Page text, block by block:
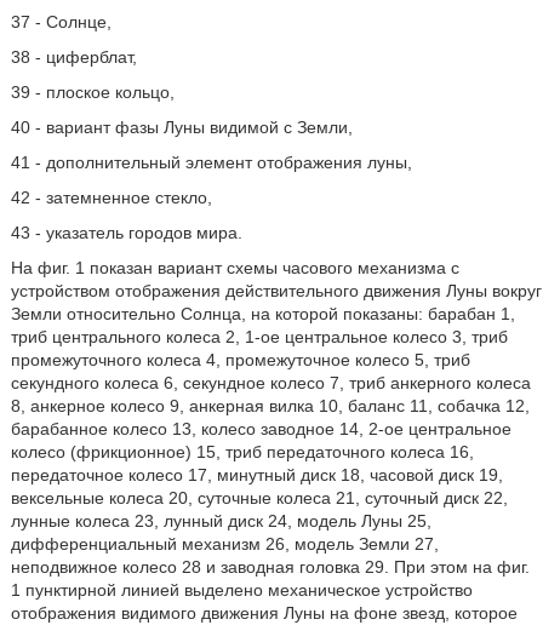
37 - Солнце,
38 - циферблат,
39 - плоское кольцо,
40 - вариант фазы Луны видимой с Земли,
41 - дополнительный элемент отображения луны,
42 - затемненное стекло,
43 - указатель городов мира.
На фиг. 1 показан вариант схемы часового механизма с
устройством отображения действительного движения Луны вокруг
Земли относительно Солнца, на которой показаны: барабан 1,
триб центрального колеса 2, 1-ое центральное колесо 3, триб
промежуточного колеса 4, промежуточное колесо 5, триб
секундного колеса 6, секундное колесо 7, триб анкерного колеса
8, анкерное колесо 9, анкерная вилка 10, баланс 11, собачка 12,
барабанное колесо 13, колесо заводное 14, 2-ое центральное
колесо (фрикционное) 15, триб передаточного колеса 16,
передаточное колесо 17, минутный диск 18, часовой диск 19,
вексельные колеса 20, суточные колеса 21, суточный диск 22,
лунные колеса 23, лунный диск 24, модель Луны 25,
дифференциальный механизм 26, модель Земли 27,
неподвижное колесо 28 и заводная головка 29. При этом на фиг.
1 пунктирной линией выделено механическое устройство
отображения видимого движения Луны на фоне звезд, которое